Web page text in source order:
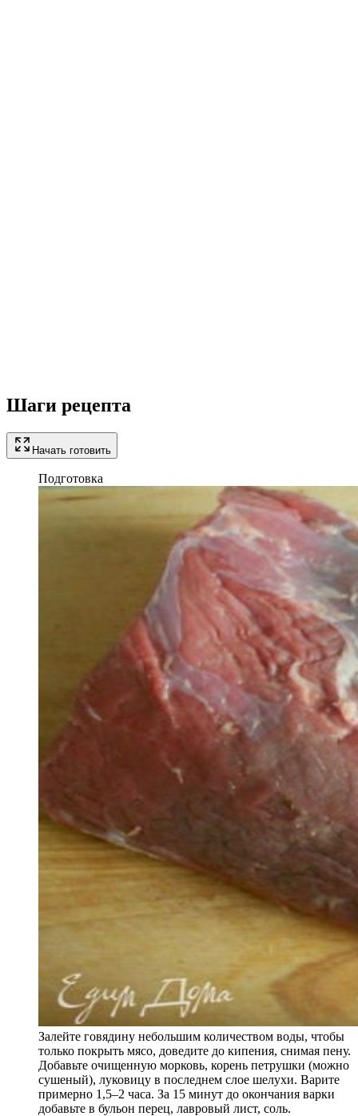
Шаги рецепта
Начать готовить
Подготовка
Залейте говядину небольшим количеством воды, чтобы
только покрыть мясо, доведите до кипения, снимая пену.
Добавьте очищенную морковь, корень петрушки (можно
сушеный), луковицу в последнем слое шелухи. Варите
примерно 1,5–2 часа. За 15 минут до окончания варки
добавьте в бульон перец, лавровый лист, соль.